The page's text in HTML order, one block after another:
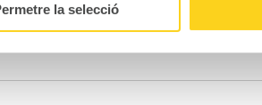
la selecció